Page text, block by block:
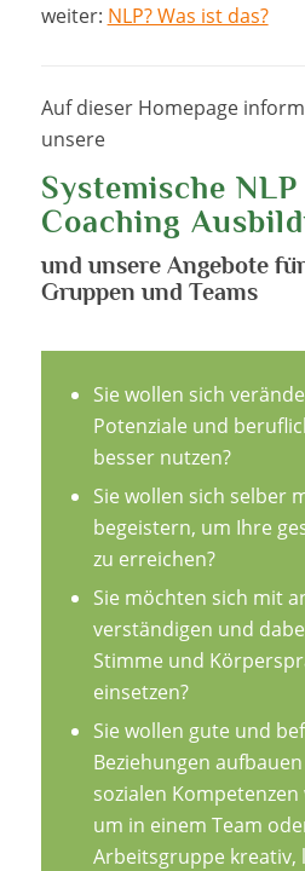
weiter: NLP? Was ist das?
Auf dieser Homepage
unsere
Systemische
Coaching
und unsere Angebote
Gruppen und Teams
Sie wollen sich
Potenziale und
besser nutzen?
Sie wollen sich selber
begeistern, um Ihre
zu erreichen?
Sie möchten sich mit
verständigen und
Stimme und
einsetzen?
Sie wollen gute und
Beziehungen
sozialen
um in einem Team
Arbeitsgruppe